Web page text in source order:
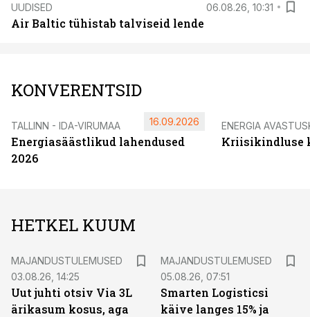
UUDISED 06.08.26, 10:31
Air Baltic tühistab talviseid lende
KONVERENTSID
TALLINN - IDA-VIRUMAA
Energiasäästlikud lahendused
2026
16.09.2026 ENERGIA
Kriisikindluse
HETKEL KUUM
MAJANDUSTULEMUSED
03.08.26, 14:25
Uut juhti otsiv Via 3L
ärikasum kosus, aga
MAJANDUSTULEMUSED
05.08.26, 07:51
Smarten Logisticsi
käive langes 15% ja